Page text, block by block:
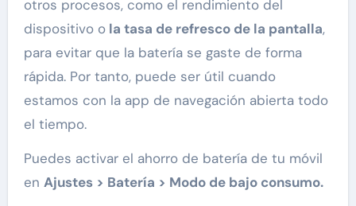
otros procesos, como el rendimiento del
dispositivo ola tasa de refresco de la pantalla,
para evitar que la batería se gaste de forma
rápida. Por tanto, puede ser útil cuando
estamos con la app de navegación abierta todo
el tiempo.
Puedes activar el ahorro de batería de tu móvil
en Ajustes > Batería > Modo de bajo consumo.